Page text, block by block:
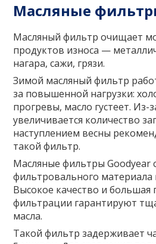
Масляные
Масляный фильтр очищает
продуктов износа —
нагара, сажи, грязи.
Зимой масляный фильтр
за повышенной нагрузки:
прогревы, масло густеет. Из-
увеличивается количество
наступлением весны
такой фильтр.
Масляные фильтры Goodyear
фильтровального материала
Высокое качество и
фильтрации гарантируют
масла.
Такой фильтр задерживает